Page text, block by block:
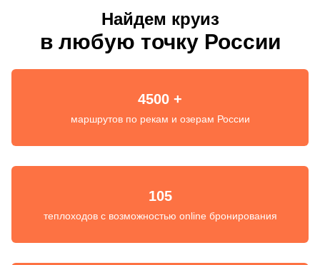
Найдем круиз
в любую точку России
4500 +
маршрутов по рекам и озерам России
105
теплоходов с возможностью online бронирования